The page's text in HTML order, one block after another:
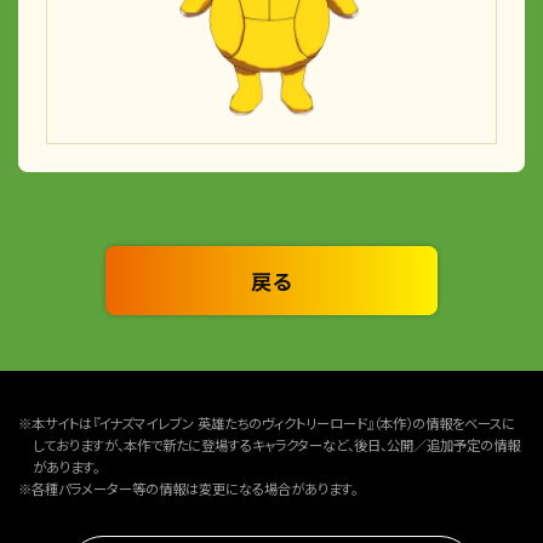
戻る
※本サイトは『イナズマイレブン 英雄たちのヴィクトリーロード』（本作）の情報をベースに
しておりますが、本作で新たに登場するキャラクターなど、後日、公開／追加予定の情報
があります。
※各種パラメーター等の情報は変更になる場合があります。